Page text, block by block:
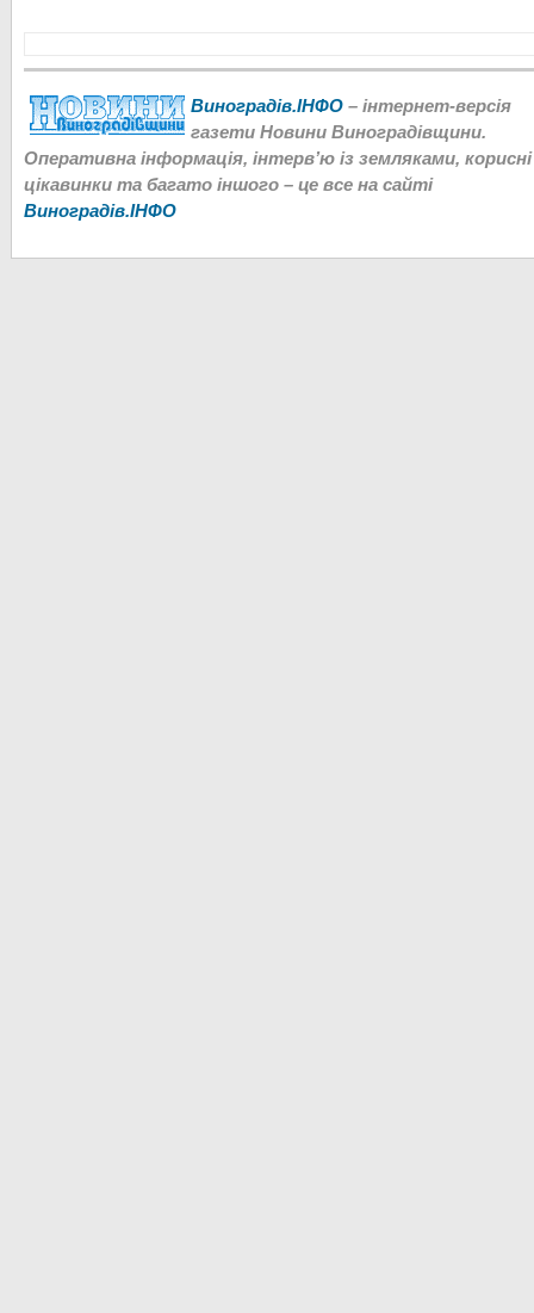
Виноградів.ІНФО – інтернет-версія
газети Новини Виноградівщини.
Оперативна інформація, інтерв’ю із земляками, корисні
цікавинки та багато іншого – це все на сайті
Виноградів.ІНФО